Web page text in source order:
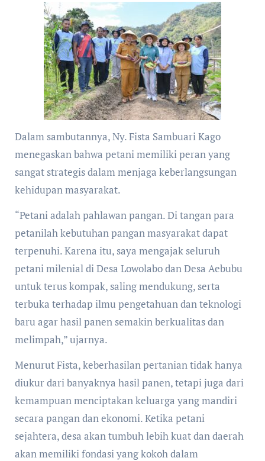
Dalam sambutannya, Ny. Fista Sambuari Kago
menegaskan bahwa petani memiliki peran yang
sangat strategis dalam menjaga keberlangsungan
kehidupan masyarakat.
“Petani adalah pahlawan pangan. Di tangan para
petanilah kebutuhan pangan masyarakat dapat
terpenuhi. Karena itu, saya mengajak seluruh
petani milenial di Desa Lowolabo dan Desa Aebubu
untuk terus kompak, saling mendukung, serta
terbuka terhadap ilmu pengetahuan dan teknologi
baru agar hasil panen semakin berkualitas dan
melimpah,” ujarnya.
Menurut Fista, keberhasilan pertanian tidak hanya
diukur dari banyaknya hasil panen, tetapi juga dari
kemampuan menciptakan keluarga yang mandiri
secara pangan dan ekonomi. Ketika petani
sejahtera, desa akan tumbuh lebih kuat dan daerah
akan memiliki fondasi yang kokoh dalam